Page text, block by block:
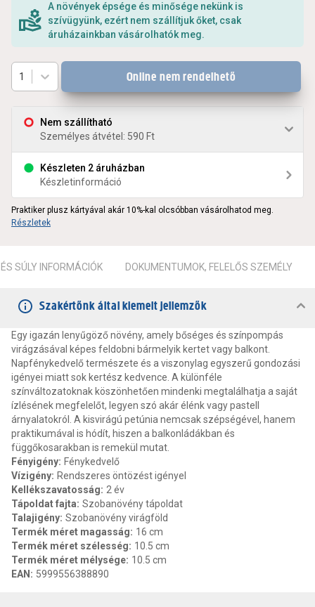
A növények épsége és minősége nekünk is
szívügyünk, ezért nem szállítjuk őket, csak
áruházainkban vásárolhatók meg.
Nem szállítható
Személyes átvétel: 590 Ft
Készleten 2 áruházban
Készletinformáció
1 Online nem rendelhető
Praktiker plusz kártyával akár 10%-kal olcsóbban vásárolhatod meg.
Részletek
SÚLY INFORMÁCIÓK DOKUMENTUMOK, FELELŐS SZEMÉLY
Szakértőnk által kiemelt jellemzők
Egy igazán lenyűgöző növény, amely bőséges és színpompás
virágzásával képes feldobni bármelyik kertet vagy balkont.
Napfénykedvelő természete és a viszonylag egyszerű gondozási
igényei miatt sok kertész kedvence. A különféle
színváltozatoknak köszönhetően mindenki megtalálhatja a saját
ízlésének megfelelőt, legyen szó akár élénk vagy pastell
árnyalatokról. A kisvirágú petúnia nemcsak szépségével, hanem
praktikumával is hódít, hiszen a balkonládákban és
függőkosarakban is remekül mutat.
Fényigény: Fénykedvelő
Vízigény: Rendszeres öntözést igényel
Kellékszavatosság: 2 év
Tápoldat fajta: Szobanövény tápoldat
Talajigény: Szobanövény virágföld
Termék méret magasság: 16 cm
Termék méret szélesség: 10.5 cm
Termék méret mélysége: 10.5 cm
EAN : 5999556388890